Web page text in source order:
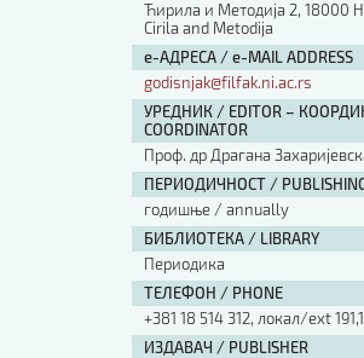
Ћирила и Методија 2, 18000
Cirila and Metodija
е-АДРЕСА / e-MAIL ADDRESS
godisnjak@filfak.ni.ac.rs
УРЕДНИК / EDITOR –
COORDINATOR
Проф. др Драгана
ПЕРИОДИЧНОСТ / PUBLISHING
годишње / annually
БИБЛИОТЕКА / LIBRARY
Периодика
ТЕЛЕФОН / PHONE
+381 18 514 312, локал/ext
ИЗДАВАЧ / PUBLISHER